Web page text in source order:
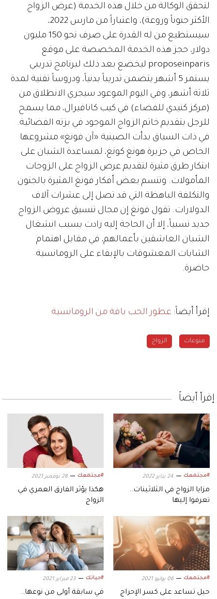
لتحقق الوكالة من خلال هذه الخدمة (عرض الزواج
الأكثر جنوناً وروعة)، واعتباراً من مارس 2022،
سيستطيع من له القدرة على صرف نحو 150 مليون
دولار، حجز هذه الخدمة المخصصة على موقع
proposeinparis ليخضع بعد ذلك لبرنامج تدريبي
يستمر 5 أشهر يتضمن تدريباً بدنياً، ودروساً تقنية لمدة
ثلاثة أشهر، وفي اليوم الموعود سيجري الانطلاق من
(مركز كنيدي للفضاء) في كيب كانافيرال، مما يسمح
للرجل بتقديم خاتم الزواج الموجود في بزته الفضائية.
في ذات السياق بدأت الصينية «آن فونغ» مشروعها
الخاص في جزيرة هونغ كونغ، لمساعدة الشبان على
ابتكار طرق مثيرة لتقديم عرض الزواج على الزوجات
المأمولات. وتتسم بعض أفكار فونغ المثيرة بالجنون
والتكلفة الباهظة التي قد تصل إلى عشرات آلاف
الدولارات. تقول فونغ إن مجال تنسيق عروض الزواج
جديد نسبياً، إلا أن الحاجة إليه زادت بسبب انشغال
الشبان العاشقين بأعمالهم، في مقابل اهتمام
الشابات المعشوقات بالإبقاء على الرومانسية
حاضرة.
إقرأ أيضاً: عطور الحب باقة من الرومانسية
منوعات الزواج
إقرأ أيضاً
#مجتمعك 24 يناير 2022
مزايا الزواج في الثلاثينات..
تعرفوا إليها
#مجتمعك 28 نوفمبر 2021
هكذا يؤثر الفارق العمري في
الزواج
#مجتمعك 06 يوليو 2021
حيل تساعد على كسر الإحراج
#حياتك 23 فبراير 2021
في سابقة أولى من نوعها..